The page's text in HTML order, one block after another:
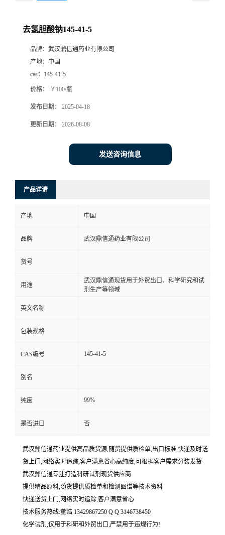
去氢胆酸钠145-41-5
品牌： 武汉鼎信通药业有限公司
产地： 中国
cas： 145-41-5
价格： ￥100/瓶
发布日期： 2025-04-18
更新日期： 2026-08-08
发送咨询信息
产品详请
产地 中国
品牌 武汉鼎信通药业有限公司
货号
用途
武汉鼎信通现货用于外贸出口、科学研究和试
剂生产等领域
英文名称
包装规格
CAS编号 145-41-5
别名
纯度 99%
是否进口 否
武汉鼎信通药业提供高品质货源,随货提供质检单,出口标准,快递及时送
货上门,网络实时追踪,客户满意省心高纯度,可根据客户需求分装发货
武汉鼎信通专注打造科研试剂现货供应商
提供精品原料,随货提供质检单和检测图谱等技术资料
快递送货上门,网络实时追踪,客户满意省心
技术服务热线:董浩 13429867250 Q Q 3146738450
化学试剂,仅用于科研和外贸出口,严禁用于违规行为!